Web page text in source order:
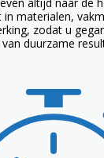
in materialen,
zodat u
duurzame